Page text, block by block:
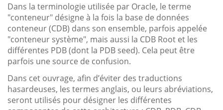
Dans la terminologie utilisée par Oracle, le terme
"conteneur" désigne à la fois la base de données
conteneur (CDB) dans son ensemble, parfois appelée
"conteneur système", mais aussi la CDB Root et les
différentes PDB (dont la PDB seed). Cela peut être
parfois une source de confusion.
Dans cet ouvrage, afin d’éviter des traductions
hasardeuses, les termes anglais, ou leurs abréviations,
seront utilisés pour désigner les différentes